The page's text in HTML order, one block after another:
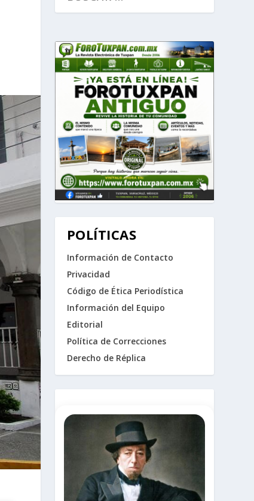
POLÍTICAS
Información de Contacto
Privacidad
Código de Ética Periodística
Información del Equipo
Editorial
Política de Correcciones
Derecho de Réplica